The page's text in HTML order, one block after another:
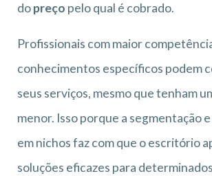
dopreço pelo qual é cobrado.
Profissionais com maior
conhecimentos específicos podem
seus serviços, mesmo que tenham
menor. Isso porque a segmentação
em nichos faz com que o escritório
soluções eficazes para